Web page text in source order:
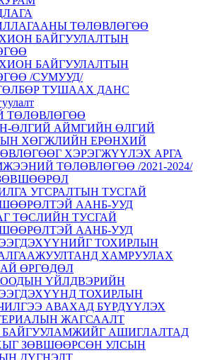
ТӨЛӨВЛӨГӨӨ
БАЙГУУЛАЛТЫН
БАЙГУУЛАЛТЫН
/СУМУУД/
ТУШААХ ДАНС
ТӨЛӨВЛӨГӨӨ
ӨЛГИЙ АЙМГИЙН ӨЛГИЙ
ХӨГЖЛИЙН ЕРӨНХИЙ
ХЭРЭГЖҮҮЛЭХ АРГА
ТӨЛӨВЛӨГӨӨ /2021-2024/
УГСРАЛТЫН ТУСГАЙ
ААНБ-УУД
ТӨСЛИЙН ТУСГАЙ
ААНБ-УУД
ТОХИРЛЫН
ХАМРУУЛАХ
ӨРГӨДӨЛ
ҮЙЛДВЭРИЙН
ТОХИРЛЫН
АВАХАД БҮРДҮҮЛЭХ
ЖАГСААЛТ
БАЙГУУЛАМЖИЙГ АШИГЛАЛТАД
ЗӨВШӨӨРСӨН УЛСЫН
ДҮГНЭЛТ